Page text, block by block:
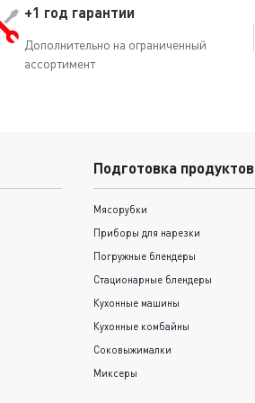
+1 год гарантии
Дополнительно на ограниченный
ассортимент
Подготовка продуктов
Мясорубки
Приборы для нарезки
Погружные блендеры
Стационарные блендеры
Кухонные машины
Кухонные комбайны
Соковыжималки
Миксеры